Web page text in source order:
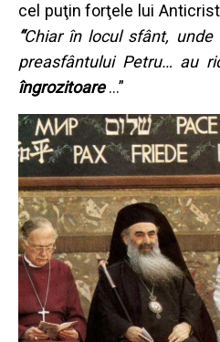
cel puţin forţele lui
“Chiar în locul sfânt,
preasfântului Petru… au
îngrozitoare…”